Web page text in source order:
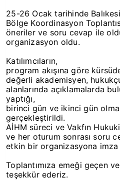
25-26 Ocak tarihinde
Bölge Koordinasyon
öneriler ve soru cevap ile
organizasyon oldu.
Katılımcıların,
program akışına göre
değerli akademisyen,
alanlarında açıklamalarda
yaptığı,
birinci gün ve ikinci gün
gerçekleştirildi.
AİHM süreci ve Vakfın Hukuki
ve her oturum sonrası soru
etkin bir organizasyona imza
Toplantımıza emeği geçen
teşekkür ederiz.